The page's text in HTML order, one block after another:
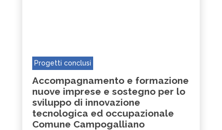
Progetti conclusi
Accompagnamento e formazione
nuove imprese e sostegno per lo
sviluppo di innovazione
tecnologica ed occupazionale
Comune Campogalliano